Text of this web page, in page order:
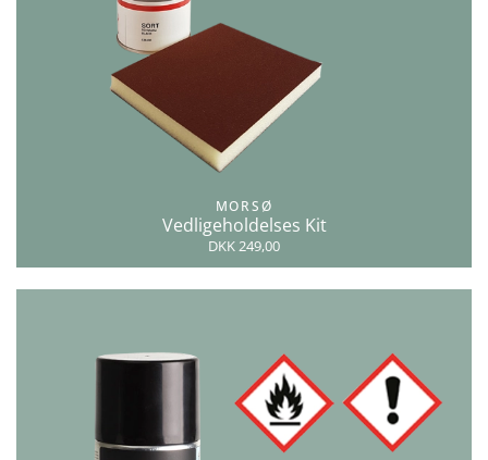
MORSØ
Vedligeholdelses Kit
DKK 249,00